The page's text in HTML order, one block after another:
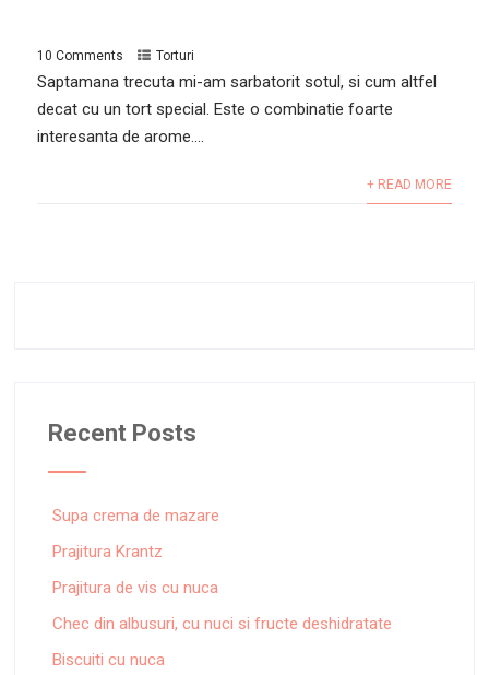
10 Comments Torturi
Saptamana trecuta mi-am sarbatorit sotul, si cum altfel
decat cu un tort special. Este o combinatie foarte
interesanta de arome....
+ READ MORE
Recent Posts
Supa crema de mazare
Prajitura Krantz
Prajitura de vis cu nuca
Chec din albusuri, cu nuci si fructe deshidratate
Biscuiti cu nuca